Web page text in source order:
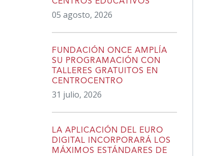
05 agosto, 2026
FUNDACIÓN ONCE AMPLÍA
SU PROGRAMACIÓN CON
TALLERES GRATUITOS EN
CENTROCENTRO
31 julio, 2026
LA APLICACIÓN DEL EURO
DIGITAL INCORPORARÁ LOS
MÁXIMOS ESTÁNDARES DE